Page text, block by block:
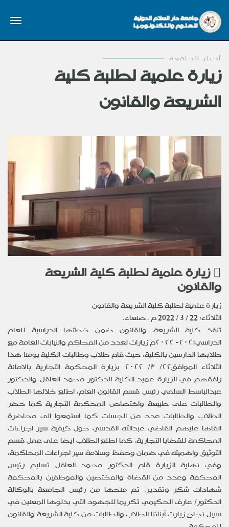
أخبار الجامعة
زيارة علمية لطلبة كلية
الشريعة والقانون
زيارة علمية لطلبة كلية الشريعة
والقانون
زيارة علمية لطلبة كلية الشريعة والقانون
الثلاثاء: 22 / 3 / 2022 م ، صنعاء.
تنفذ كلية الشريعة والقانون ضمن خطتها الدراسية للعام
الدراسي٢٠٢١- ٢٠٢٢م زيارات لعدد من المحاكم والنيابات العامة مع
طلابها الدارسين بالكلية، حيث قام طلاب وطالبات الكلية يومنا هذا
الثلاثاء الموافق٢٢/ ٣/ ٢٠٢٢ بزيارة المحكمة التجارية بالامانة
رافقهم في الزيارة عميد الكلية الدكتور محمد العاقل والدكتور
عبدالباسط السلمي رئيس قسم القانون العام، اطلع خلالها الطلاب
والطالبات على طبيعة واختصاص المحكمة التجارية كما حضر
الطلاب والطالبات عدد من الجسات كما استمعوا الى محاضرة
القاها عليهم القاضي عبدالله القدسي حول كيفية سير اجراءات
المحاكمة للقضايا التجارية، كما اطلع الطلاب ايضا على عمل قسم
التوثيق واهميته في ضمان وحفظ وسلامة سير اجراءات المحاكمة،
وفي نهاية الزيارة قام الدكتور محمد العاقل تسليم رئيس
المحكمة وعدد من القضاة والمختصين والموظفين بالمحكمة
شهادات شكر وتقدير، تم منحها من رئيس الجامعة بالوكالة
الدكتور/ عارف الحكيمي تكريما للجهود التي بذلوها المعنين في
سبيل نجاح زيارت أبنائنا الطلاب والطالبات من كلية الشريعة والقانون